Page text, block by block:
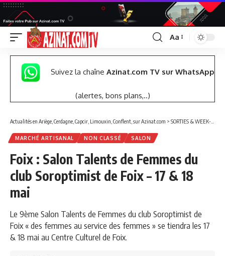
Font
Resizer
Aa
Suivez la chaîne Azinat.com TV sur WhatsApp
(alertes, bons plans,..)
Actualités en Ariège, Cerdagne, Capcir, Limouxin, Conflent, sur Azinat.com > SORTIES & WEEK-END
MARCHÉ ARTISANAL NON CLASSÉ SALON
Foix : Salon Talents de Femmes du
club Soroptimist de Foix – 17 & 18
mai
Le 9ème Salon Talents de Femmes du club Soroptimist de
Foix « des femmes au service des femmes » se tiendra les 17
& 18 mai au Centre Culturel de Foix.